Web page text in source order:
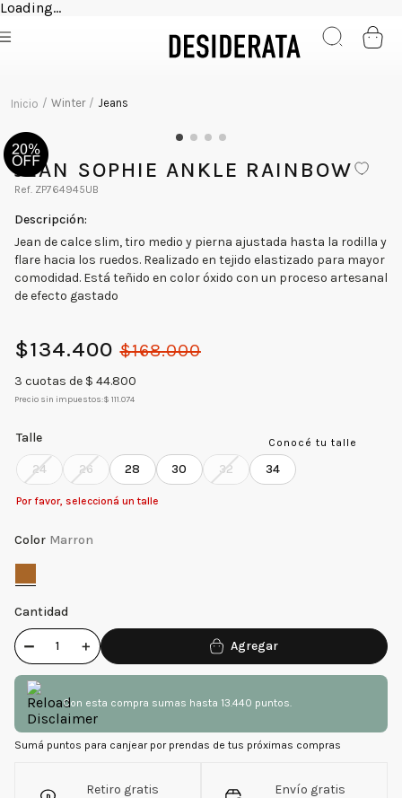
Loading...
Winter Jeans
JEAN SOPHIE ANKLE RAINBOW
ZP764945UB
Jean de calce slim, tiro medio y pierna ajustada hasta la rodilla y
flare hacia los ruedos. Realizado en tejido elastizado para mayor
comodidad. Está teñido en color óxido con un proceso artesanal
de efecto gastado
$134.400 $168.000
3 cuotas de $ 44.800
Precio sin impuestos:$ 111.074
Conocé tu talle
Talle
24 26 28 30 32 34
Por favor, seleccioná un talle
Color Marron
Cantidad
＋
－
Con esta compra sumas hasta 13.440 puntos.
Sumá puntos para canjear por prendas de tus próximas compras
Retiro gratis
Envío gratis